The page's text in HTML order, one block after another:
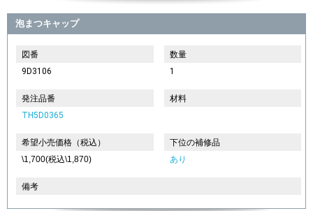
泡まつキャップ
図番
9D3106
数量
1
発注品番
TH5D0365
材料
希望小売価格（税込）
\1,700(税込\1,870)
下位の補修品
あり
備考